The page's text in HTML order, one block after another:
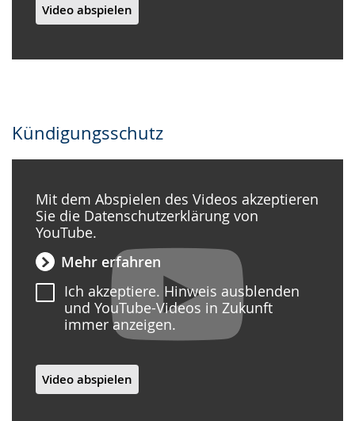
Video abspielen
Kündigungsschutz
Mit dem Abspielen des Videos akzeptieren
Sie die Datenschutzerklärung von
YouTube.
Mehr erfahren
Ich akzeptiere. Hinweis ausblenden
und YouTube-Videos in Zukunft
immer anzeigen.
Video abspielen